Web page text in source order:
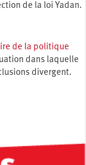
de la loi Yadan.
de la politique
dans laquelle
divergent.